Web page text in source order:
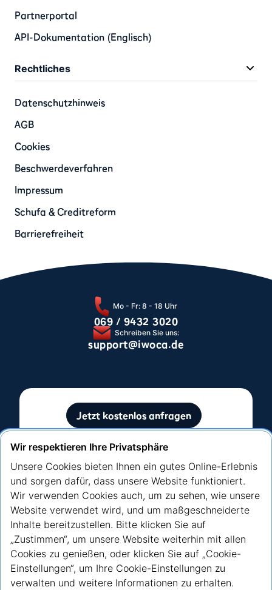
Partnerportal
API-Dokumentation (Englisch)
Rechtliches
Datenschutzhinweis
AGB
Cookies
Beschwerdeverfahren
Impressum
Schufa & Creditreform
Barrierefreiheit
Mo - Fr: 8 - 18 Uhr
069 / 9432 3020
Schreiben Sie uns:
support@iwoca.de
Jetzt kostenlos anfragen
Youtube Linkedin
Wir respektieren Ihre Privatsphäre
Unsere Cookies bieten Ihnen ein gutes Online-Erlebnis
und sorgen dafür, dass unsere Website funktioniert.
Wir verwenden Cookies auch, um zu sehen, wie unsere
Website verwendet wird, und um maßgeschneiderte
Inhalte bereitzustellen. Bitte klicken Sie auf
„Zustimmen“, um unsere Website weiterhin mit allen
Cookies zu genießen, oder klicken Sie auf „Cookie-
Einstellungen“, um Ihre Cookie-Einstellungen zu
verwalten und weitere Informationen zu erhalten.